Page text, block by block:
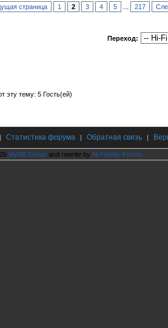
страница 1 2 3 4 5 217
Переход:
эту тему: 5 Гость(ей)
| Статистика форума | Обратная связь |
MyBB Group and rewrite by Hi Fidelity Forum